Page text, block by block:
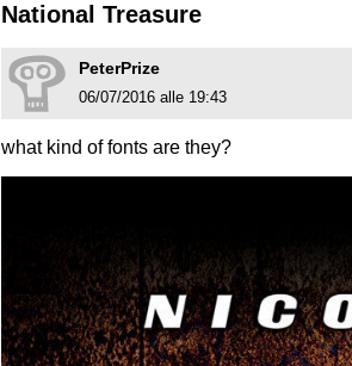
National Treasure
PeterPrize
06/07/2016 alle 19:43
what kind of fonts are they?